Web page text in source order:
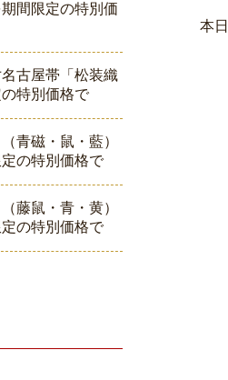
期間限定の特別価
古屋帯「松装織
特別価格で
青磁・鼠・藍）
の特別価格で
藤鼠・青・黄）
の特別価格で
本